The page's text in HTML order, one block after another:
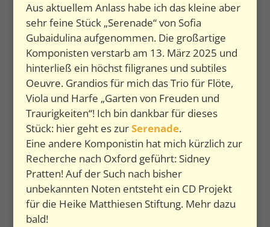
Aus aktuellem Anlass habe ich das kleine aber
sehr feine Stück „Serenade“ von Sofia
Gubaidulina aufgenommen. Die großartige
Komponisten verstarb am 13. März 2025 und
hinterließ ein höchst filigranes und subtiles
Oeuvre. Grandios für mich das Trio für Flöte,
Viola und Harfe „Garten von Freuden und
Traurigkeiten“! Ich bin dankbar für dieses
Stück: hier geht es zurSerenade.
Eine andere Komponistin hat mich kürzlich zur
Recherche nach Oxford geführt: Sidney
Pratten! Auf der Such nach bisher
unbekannten Noten entsteht ein CD Projekt
für die Heike Matthiesen Stiftung. Mehr dazu
bald!